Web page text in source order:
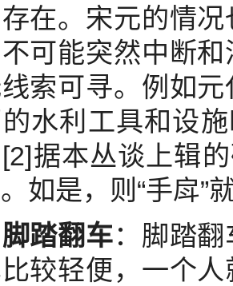
在。宋元的情
可能突然中断
索可寻。例如
水利工具和设
据本丛谈上辑
如是，则“手戽”
脚踏翻车：脚踏
较轻便，一个